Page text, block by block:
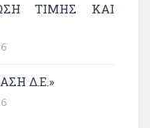
ΤΙΜΉΣ ΚΑΙ
Δ.Ε.»